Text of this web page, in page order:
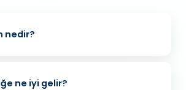
nedir?
ne iyi gelir?